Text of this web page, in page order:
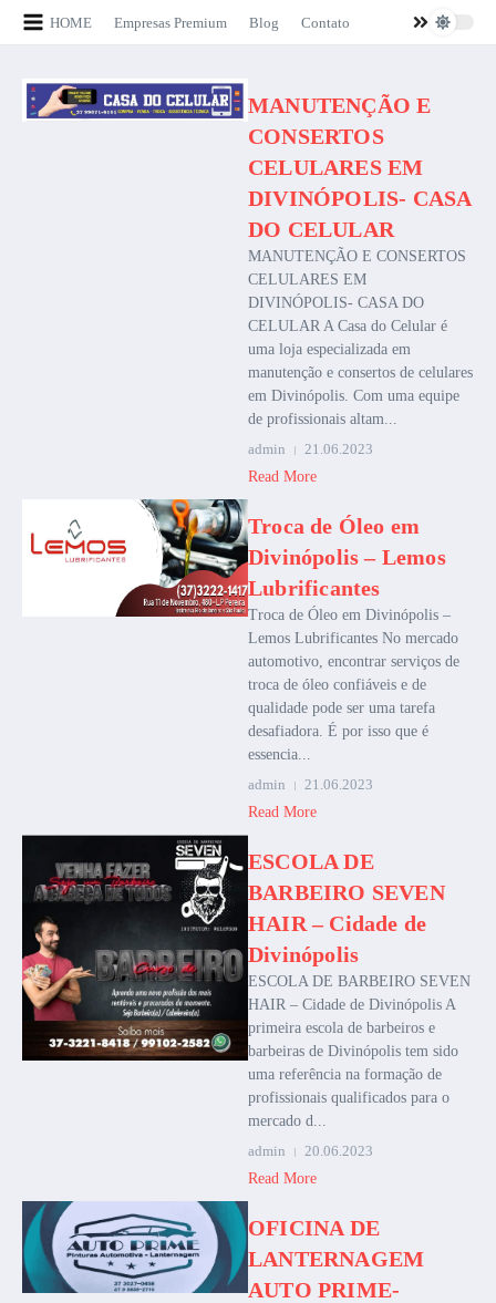
Ir para o conteúdo
HOME Empresas Premium Blog Contato
MANUTENÇÃO E
CONSERTOS
CELULARES EM
DIVINÓPOLIS- CASA
DO CELULAR
MANUTENÇÃO E CONSERTOS
CELULARES EM
DIVINÓPOLIS- CASA DO
CELULAR A Casa do Celular é
uma loja especializada em
manutenção e consertos de celulares
em Divinópolis. Com uma equipe
de profissionais altam...
admin
21.06.2023
Read More
Troca de Óleo em
Divinópolis – Lemos
Lubrificantes
Troca de Óleo em Divinópolis –
Lemos Lubrificantes No mercado
automotivo, encontrar serviços de
troca de óleo confiáveis e de
qualidade pode ser uma tarefa
desafiadora. É por isso que é
essencia...
admin
21.06.2023
Read More
ESCOLA DE
BARBEIRO SEVEN
HAIR – Cidade de
Divinópolis
ESCOLA DE BARBEIRO SEVEN
HAIR – Cidade de Divinópolis A
primeira escola de barbeiros e
barbeiras de Divinópolis tem sido
uma referência na formação de
profissionais qualificados para o
mercado d...
admin
20.06.2023
Read More
OFICINA DE
LANTERNAGEM
AUTO PRIME-